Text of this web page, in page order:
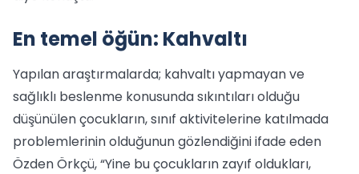
En temel öğün: Kahvaltı
Yapılan araştırmalarda; kahvaltı yapmayan ve
sağlıklı beslenme konusunda sıkıntıları olduğu
düşünülen çocukların, sınıf aktivitelerine katılmada
problemlerinin olduğunun gözlendiğini ifade eden
Özden Örkçü, “Yine bu çocukların zayıf oldukları,